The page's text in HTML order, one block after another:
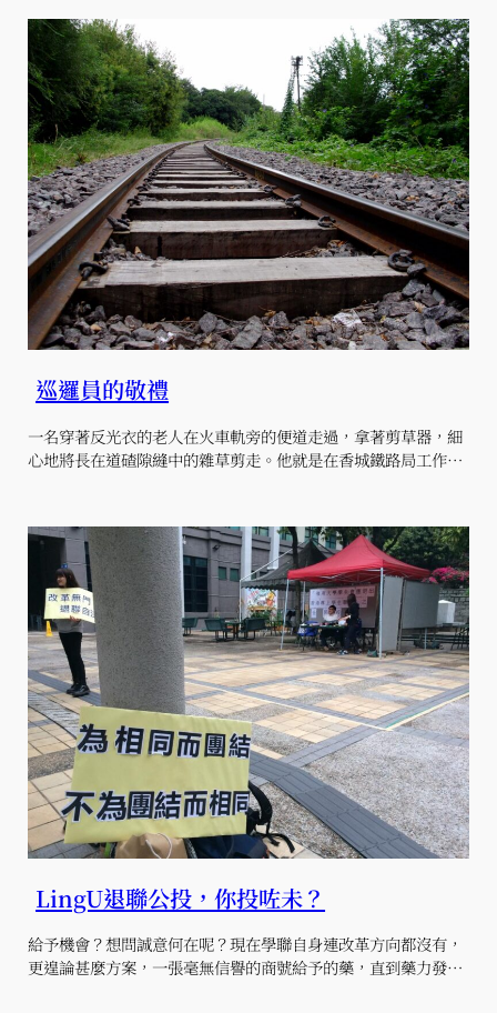
巡邏員的敬禮
一名穿著反光衣的老人在火車軌旁的便道走過，拿著剪草器，細
心地將長在道碴隙縫中的雜草剪走。他就是在香城鐵路局工作…
LingU退聯公投，你投咗未？
給予機會？想問誠意何在呢？現在學聯自身連改革方向都沒有，
更遑論甚麼方案，一張毫無信譽的商號給予的藥，直到藥力發…